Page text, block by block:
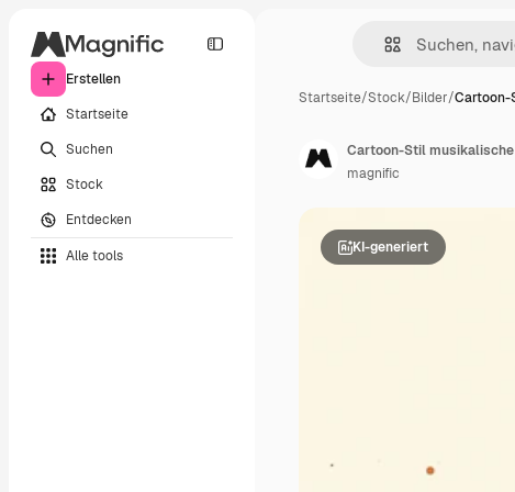
Erstellen
Startseite
Suchen
Stock
Entdecken
Alle tools
Startseite/Stock/Bilder/Cartoon-
KI-generiert
Cartoon-Stil
magnific